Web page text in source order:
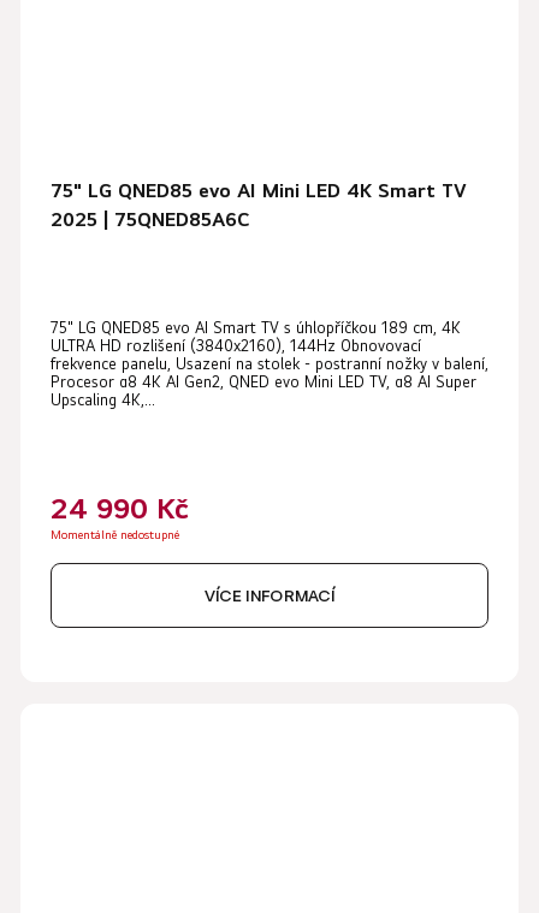
75" LG QNED85 evo AI Mini LED 4K Smart TV
2025 | 75QNED85A6C
hodnocení
produktu
je
5
hvězdiček.
75" LG QNED85 evo AI Smart TV s úhlopříčkou 189 cm, 4K
ULTRA HD rozlišení (3840x2160), 144Hz Obnovovací
frekvence panelu, Usazení na stolek - postranní nožky v balení,
Procesor α8 4K AI Gen2, QNED evo Mini LED TV, α8 AI Super
Upscaling 4K,...
24 990 Kč
Momentálně nedostupné
VÍCE INFORMACÍ